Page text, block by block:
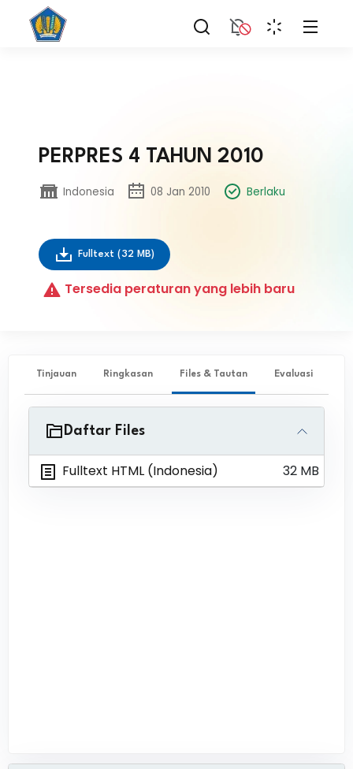
PERPRES 4 TAHUN 2010
Indonesia 08 Jan 2010 Berlaku
Fulltext (32 MB)
Tersedia peraturan yang lebih baru
Tinjauan Ringkasan Files & Tautan Evaluasi
Daftar Files
Fulltext HTML (Indonesia) 32 MB